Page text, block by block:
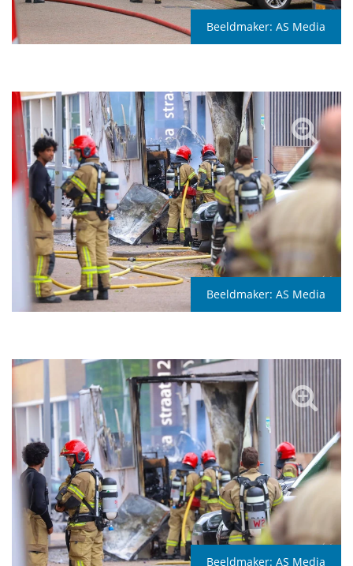
Beeldmaker: AS Media
Beeldmaker: AS Media
Beeldmaker: AS Media